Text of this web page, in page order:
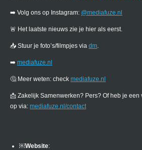
➡️ Volg ons op Instagram: @mediafuze.nl
🚨 Het laatste nieuws zie je hier als eerst.
📥 Stuur je foto’s/filmpjes via dm
➡️ mediafuze.nl
🤔 Meer weten: check mediafuze.nl
📩 Zakelijk Samenwerken? Pers? Of heb je
op via: mediafuze.nl/contact
￼Website: